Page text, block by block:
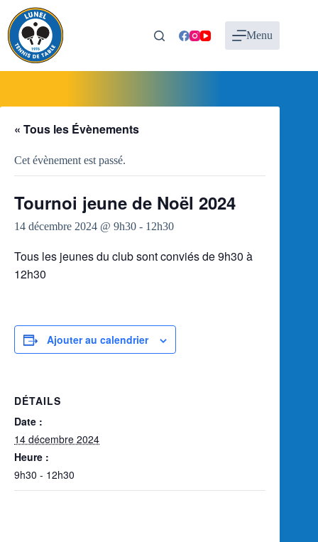
contenu
Menu
« Tous les Évènements
Cet évènement est passé.
Tournoi jeune de Noël 2024
14 décembre 2024 @ 9h30 - 12h30
Tous les jeunes du club sont conviés de 9h30 à
12h30
Ajouter au calendrier
DÉTAILS
Date :
14 décembre 2024
Heure :
9h30 - 12h30